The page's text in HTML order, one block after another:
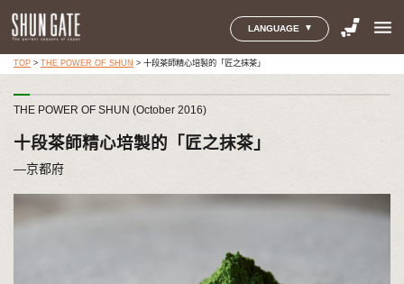
LANGUAGE menu
TOP> THE POWER OF SHUN > 十段茶師精心培製的「匠之抹茶」
THE POWER OF SHUN (October 2016)
十段茶師精心培製的「匠之抹茶」
―京都府